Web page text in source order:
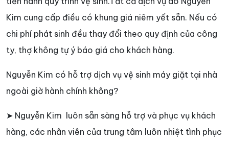
Kim cung cấp điều có khung giá niêm yết sẵn. Nếu có
chi phí phát sinh đều thay đổi theo quy định của công
ty, thợ không tự ý báo giá cho khách hàng.
Nguyễn Kim có hỗ trợ dịch vụ vệ sinh máy giặt tại nhà
ngoài giờ hành chính không?
➤ Nguyễn Kim luôn sẵn sàng hỗ trợ và phục vụ khách
hàng, các nhân viên của trung tâm luôn nhiệt tình phục